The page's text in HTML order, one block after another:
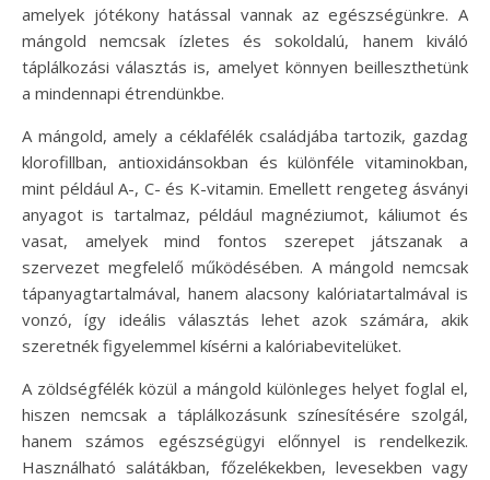
amelyek jótékony hatással vannak az egészségünkre. A
mángold nemcsak ízletes és sokoldalú, hanem kiváló
táplálkozási választás is, amelyet könnyen beilleszthetünk
a mindennapi étrendünkbe.
A mángold, amely a céklafélék családjába tartozik, gazdag
klorofillban, antioxidánsokban és különféle vitaminokban,
mint például A-, C- és K-vitamin. Emellett rengeteg ásványi
anyagot is tartalmaz, például magnéziumot, káliumot és
vasat, amelyek mind fontos szerepet játszanak a
szervezet megfelelő működésében. A mángold nemcsak
tápanyagtartalmával, hanem alacsony kalóriatartalmával is
vonzó, így ideális választás lehet azok számára, akik
szeretnék figyelemmel kísérni a kalóriabevitelüket.
A zöldségfélék közül a mángold különleges helyet foglal el,
hiszen nemcsak a táplálkozásunk színesítésére szolgál,
hanem számos egészségügyi előnnyel is rendelkezik.
Használható salátákban, főzelékekben, levesekben vagy